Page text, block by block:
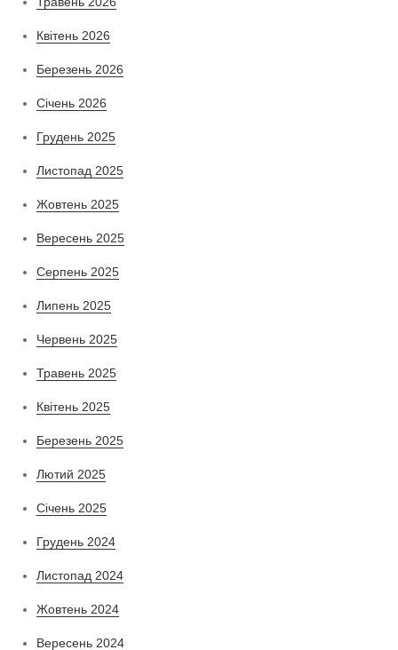
Квітень 2026
Березень 2026
Січень 2026
Грудень 2025
Листопад 2025
Жовтень 2025
Вересень 2025
Серпень 2025
Липень 2025
Червень 2025
Травень 2025
Квітень 2025
Березень 2025
Лютий 2025
Січень 2025
Грудень 2024
Листопад 2024
Жовтень 2024
Вересень 2024